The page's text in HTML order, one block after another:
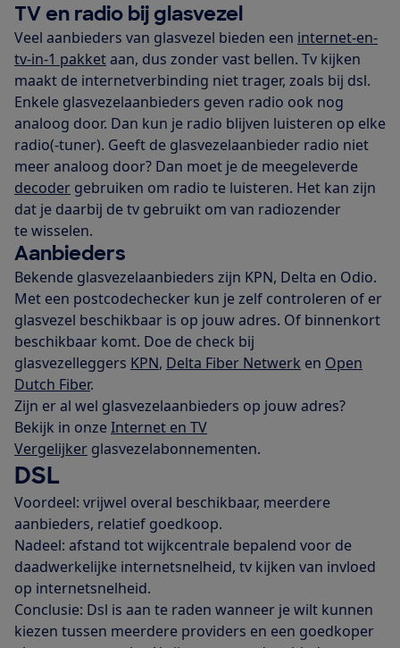
TV en radio bij glasvezel
Veel aanbieders van glasvezel bieden een internet-en-
tv-in-1 pakketaan, dus zonder vast bellen. Tv kijken
maakt de internetverbinding niet trager, zoals bij dsl.
Enkele glasvezelaanbieders geven radio ook nog
analoog door. Dan kun je radio blijven luisteren op elke
radio(-tuner). Geeft de glasvezelaanbieder radio niet
meer analoog door? Dan moet je de meegeleverde
decoder gebruiken om radio te luisteren. Het kan zijn
dat je daarbij de tv gebruikt om van radiozender
te wisselen.
Aanbieders
Bekende glasvezelaanbieders zijn KPN, Delta en Odio.
Met een postcodechecker kun je zelf controleren of er
glasvezel beschikbaar is op jouw adres. Of binnenkort
beschikbaar komt. Doe de check bij
glasvezelleggers KPN, Delta Fiber Netwerk en Open
Dutch Fiber.
Zijn er al wel glasvezelaanbieders op jouw adres?
Bekijk in onzeInternet en TV
Vergelijker glasvezelabonnementen.
DSL
Voordeel: vrijwel overal beschikbaar, meerdere
aanbieders, relatief goedkoop.
Nadeel: afstand tot wijkcentrale bepalend voor de
daadwerkelijke internetsnelheid, tv kijken van invloed
op internetsnelheid.
Conclusie: Dsl is aan te raden wanneer je wilt kunnen
kiezen tussen meerdere providers en een goedkoper